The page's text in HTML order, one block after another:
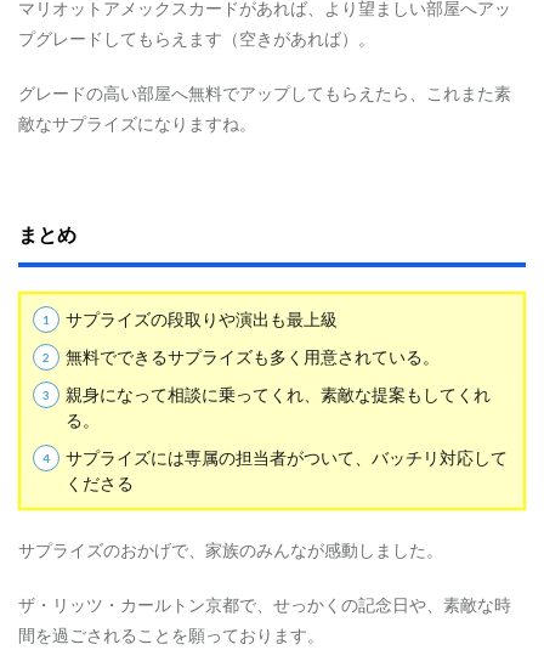
マリオットアメックスカードがあれば、より望ましい部屋へアッ
プグレードしてもらえます（空きがあれば）。
グレードの高い部屋へ無料でアップしてもらえたら、これまた素
敵なサプライズになりますね。
まとめ
サプライズの段取りや演出も最上級
無料でできるサプライズも多く用意されている。
親身になって相談に乗ってくれ、素敵な提案もしてくれ
る。
サプライズには専属の担当者がついて、バッチリ対応して
くださる
サプライズのおかげで、家族のみんなが感動しました。
ザ・リッツ・カールトン京都で、せっかくの記念日や、素敵な時
間を過ごされることを願っております。